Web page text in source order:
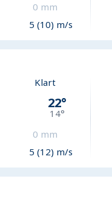
0 mm
5 (10) m/s
Klart
22°
14°
0 mm
5 (12) m/s